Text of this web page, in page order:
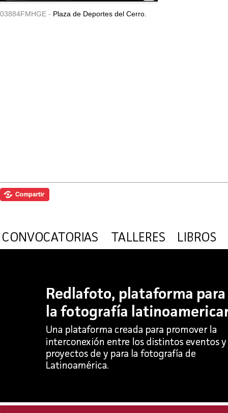
03884FMHGE - Plaza de Deportes del Cerro.